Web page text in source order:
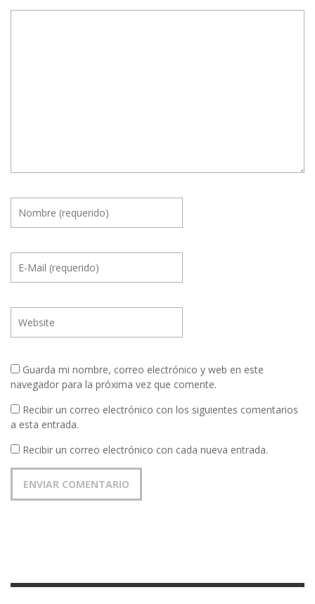
Guarda mi nombre, correo electrónico y web en este
navegador para la próxima vez que comente.
Recibir un correo electrónico con los siguientes comentarios
a esta entrada.
Recibir un correo electrónico con cada nueva entrada.